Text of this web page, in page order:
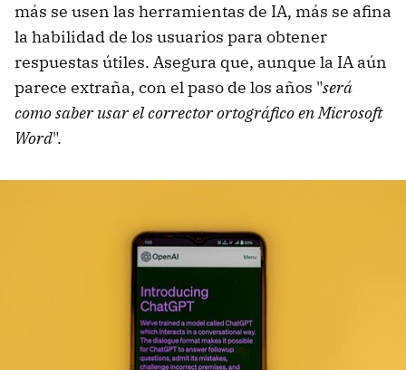
más se usen las herramientas de IA, más se afina
la habilidad de los usuarios para obtener
respuestas útiles. Asegura que, aunque la IA aún
parece extraña, con el paso de los años "será
como saber usar el corrector ortográfico en Microsoft
Word".